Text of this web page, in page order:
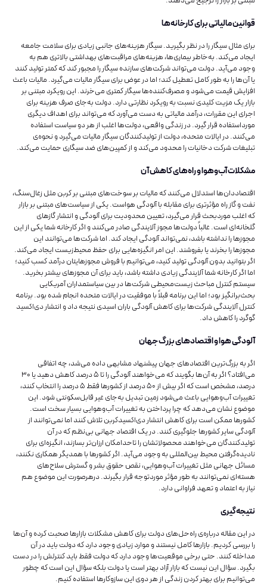
قوانین مالیاتی برای کارخانه‌‌‌‌‌‌‌‌‌‌‌‌‌‌ها
برای مثال سیگار را در نظر بگیرید. سیگار هزینه‌های جانبی زیادی برای سلامت جامعه
ایجاد می‌کند. به‌خاطر بیماری‌ها، هزینه‌های مراقبت‌های بهداشتی بالاتری هم به
وجود می‌آید. دولت می‌تواند شرکت‌های سازنده سیگار را مجبور کند که کمتر تولید کنند
یا آن‌ها را به طور کامل تعطیل کند؛ اما در عوض برای سیگار مالیات می‌گیرد. مالیات باعث
افزایش قیمت می‌شود و مصرف‌کننده‌ها سیگار کمتری می‌خرند. این رویکرد مبتنی بر
بازار یک مزیت کلیدی نسبت به رویکرد نظارتی دارد. دولت به‌جای صرف هزینه برای
اجرای این مقررات، درآمد مالیاتی به دست می‌آورد که می‌تواند برای اهداف دیگری
مورداستفاده قرار گیرد. در زندگی واقعی، دولت‌ها اغلب از هر دو سیاست استفاده
می‌کنند. در ایالات متحده، دولت از تولیدکنندگان سیگار مالیات می‌گیرد و نحوه‌ی
تبلیغات شرکت دخانیات را محدود می‌کند و از کمپین‌های ضد سیگاری حمایت می‌کند.
مشکلات آب‌وهوا و راه‌های کاهش آن
اقتصاددان‌ها استدلال می‌کنند که مالیات بر سوخت‌های مبتنی بر کربن مثل زغال‌سنگ،
نفت و گاز راه مؤثرتری برای مقابله با آلودگی هواست. یکی از سیاست‌‌‌‌‌‌‌‌‌‌‌‌‌‌های مبتنی بر بازار
که اغلب موردبحث قرار می‌گیرد، تعیین محدودیت برای آلودگی و انتشار گازهای
گلخانه‌ای است. غالباً دولت‌‌‌‌‌‌‌‌‌‌‌‌‌‌ها مجوز آلایندگی صادر می‌کنند و اگر کارخانه شما یکی از این
مجوزها را نداشته باشد، نمی‌تواند آلودگی ایجاد کند. اما شرکت‌ها می‌توانند این
مجوزها را بخرند یا بفروشند. این امر انگیزه‌هایی برای حفظ محیط‌زیست ایجاد می‌کند.
اگر بتوانید بدون آلودگی تولید کنید، می‌توانیم با فروش مجوزهایتان درآمد کسب کنید؛
اما اگر کارخانه شما آلایندگی زیادی داشته باشد، باید برای آن مجوزهای بیشتر بخرید.
سیستم کنترل مباحث زیست‌محیطی شرکت‌‌‌‌‌‌‌‌‌‌‌‌‌‌ها در بین سیاستمداران آمریکایی
بحث‌برانگیز بود؛ اما این برنامه قبلاً با موفقیت در ایالات متحده انجام شده بود. برنامه
کنترل آلایندگی شرکت‌‌‌‌‌‌‌‌‌‌‌‌‌‌ها برای کاهش آلودگی باران اسیدی نتیجه داد و انتشار دی‌اکسید
گوگرد را کاهش داد.
آلودگی هوا و اقتصادهای بزرگ جهان
اگر به بزرگ‌ترین اقتصادهای جهان پیشنهاد مشابهی داده می‌شد، چه اتفاقی
می‌افتاد؟ اگر به آن‌ها بگویند که می‌خواهند آلودگی را تا ۵ درصد کاهش دهید یا ۳۰
درصد، مشخص است که اگر بیش از ۵۰ درصد از کشورها فقط ۵ درصد را انتخاب کنند،
تغییرات آب‌وهوایی باعث می‌شود زمین تبدیل به‌جای غیر قابل‌سکونتی شود. این
موضوع نشان می‌دهد که چرا پرداختن به تغییرات آب‌وهوایی بسیار سخت است.
کشورها ممکن است برای کاهش انتشار دی‌اکسیدکربن تلاش کنند اما نمی‌توانند از
آلودگی سایر کشورها جلوگیری کنند. در یک اقتصاد جهانی بی‌نظم که در آن
تولیدکنندگان می‌خواهند محصولاتشان را تاحدامکان ارزان‌تر بسازند، انگیزه‌ای برای
نادیده‌گرفتن محیط بین‌المللی به وجود می‌آید. اگر کشورها با همدیگر همکاری نکنند،
مسائل جهانی مثل تغییرات آب‌وهوایی، نقص حقوق بشر و گسترش سلاح‌های
هسته‌ای نمی‌توانند به طور مؤثر موردتوجه قرار بگیرند. درهرصورت این موضوع هم
نیاز به اعتماد و تعهد فراوانی دارد.
نتیجه‌گیری
در این مقاله درباره‌‌‌‌‌‌‌‌‌‌‌‌‌‌ی راه‌حل‌های دولت برای کاهش مشکلات بازارها صحبت کرده و آن‌ها
را بررسی کردیم. بازارها کامل نیستند و موارد زیادی وجود دارد که دولت باید در آن
مداخله کنند. حتی برخی موقعیت‌ها وجود دارد که دولت فقط باید کنترلش را در دست
بگیرد. سؤال این نیست که بازار آزاد بهتر است یا دولت بلکه سؤال این است که چطور
می‌توانیم برای بهتر کردن زندگی از هر دوی این سازوکارها استفاده کنیم.